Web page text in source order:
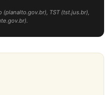
TST (tst.jus.br),